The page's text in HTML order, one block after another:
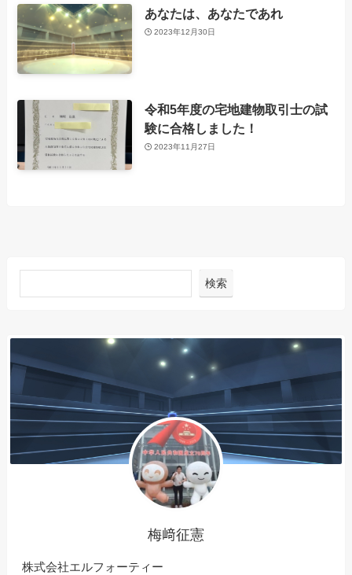
あなたは、あなたであれ
2023年12月30日
令和5年度の宅地建物取引士の試
験に合格しました！
2023年11月27日
検索
梅﨑征憲
株式会社エルフォーティー